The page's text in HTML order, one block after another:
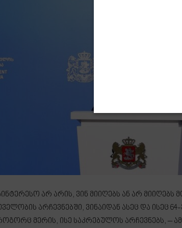
არ არის, ვინ მიიღებს ან არ
არჩევნებში, ვინაიდან ასეც და ისეც
მერის, ისე საკრებულოს არჩევნებს, –